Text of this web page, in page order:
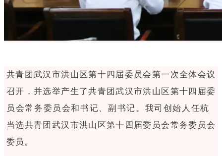
共青团武汉市洪山区第十四届委员会第一次全体会议
召开，并选举产生了共青团武汉市洪山区第十四届委
员会常务委员会和书记、副书记。 我司创始人 任杭
当选共青团武汉市洪山区第十四届委员会常务委员会
委 员。